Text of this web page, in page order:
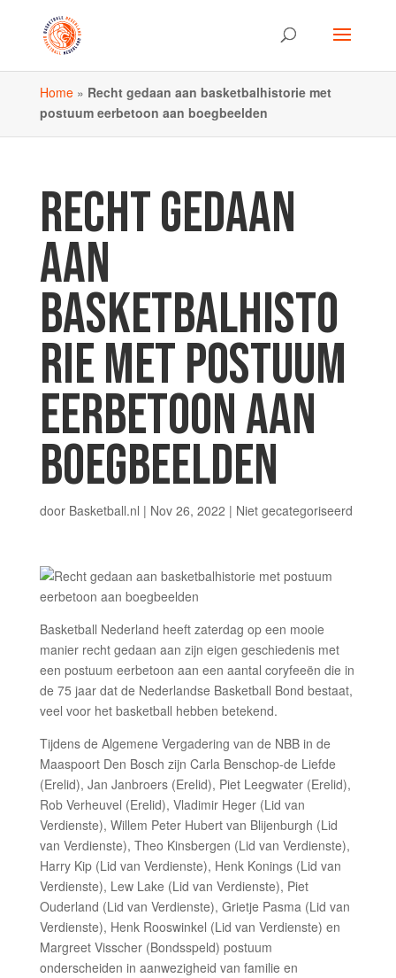
Home» Recht gedaan aan basketbalhistorie met
postuum eerbetoon aan boegbeelden
RECHT GEDAAN
AAN
BASKETBALHISTO
RIE MET POSTUUM
EERBETOON AAN
BOEGBEELDEN
door Basketball.nl | Nov 26, 2022 | Niet gecategoriseerd
Basketball Nederland heeft zaterdag op een mooie
manier recht gedaan aan zijn eigen geschiedenis met
een postuum eerbetoon aan een aantal coryfeeën die in
de 75 jaar dat de Nederlandse Basketball Bond bestaat,
veel voor het basketball hebben betekend.
Tijdens de Algemene Vergadering van de NBB in de
Maaspoort Den Bosch zijn Carla Benschop-de Liefde
(Erelid), Jan Janbroers (Erelid), Piet Leegwater (Erelid),
Rob Verheuvel (Erelid), Vladimir Heger (Lid van
Verdienste), Willem Peter Hubert van Blijenburgh (Lid
van Verdienste)​, Theo Kinsbergen (Lid van Verdienste),
Harry Kip (Lid van Verdienste), Henk Konings (Lid van
Verdienste), Lew Lake (Lid van Verdienste), Piet
Ouderland (Lid van Verdienste), Grietje Pasma (Lid van
Verdienste), Henk Rooswinkel (Lid van Verdienste) en
Margreet Visscher (Bondsspeld) postuum
onderscheiden in aanwezigheid van familie en